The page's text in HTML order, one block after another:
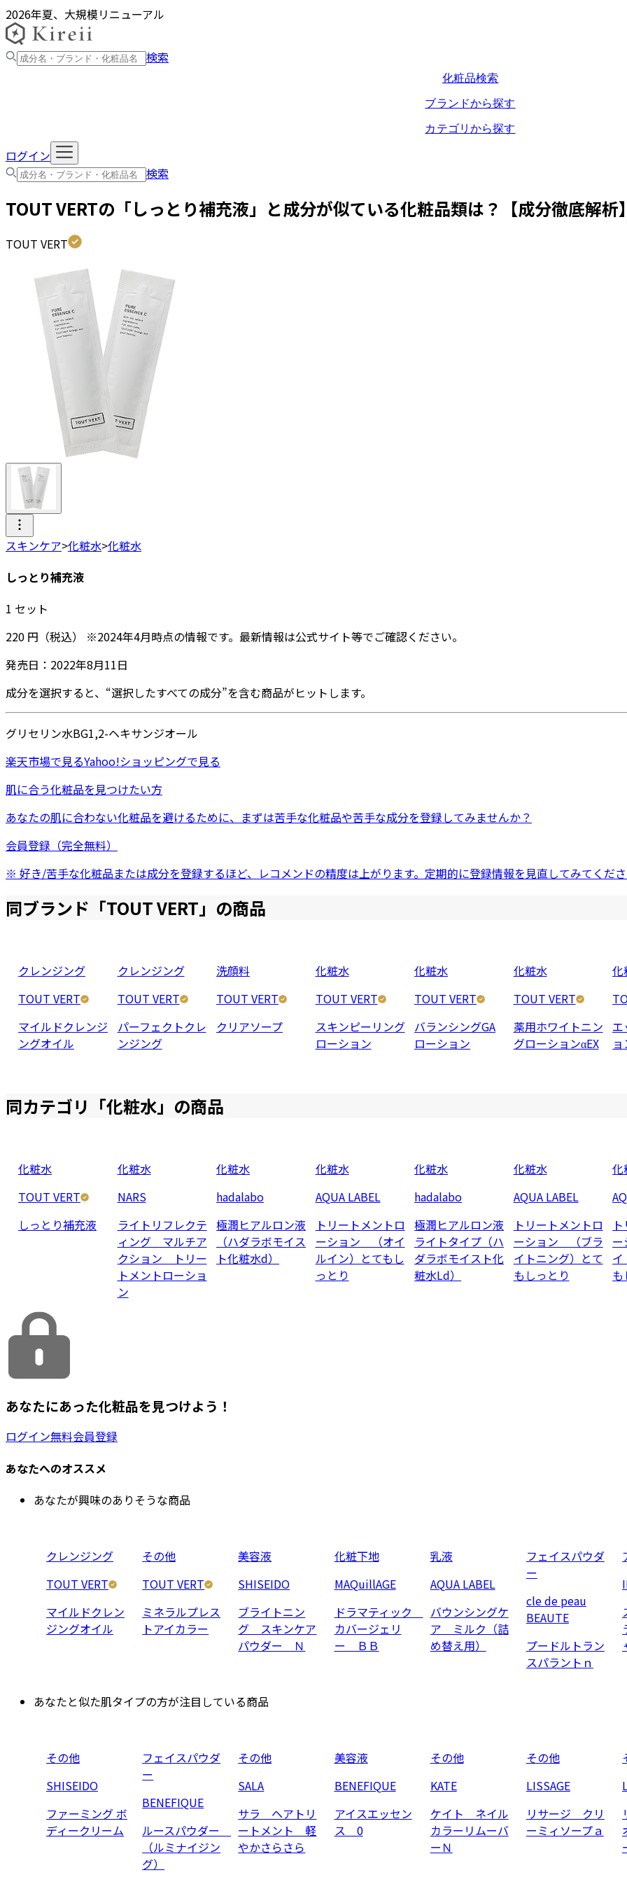
2026年夏、大規模リニューアル
検索
化粧品検索
ブランドから探す
カテゴリから探す
ログイン
検索
TOUT VERTの「しっとり補充液 」と成分が似ている化粧品類は？【成分徹底解析
TOUT VERT
スキンケア>化粧水>化粧水
しっとり補充液
1 セット
220 円 （税込） ※2024年4月時点の情報です。最新情報は公式サイト等でご確認ください。
発売日： 2022年8月11日
成分を選択すると、“選択したすべての成分”を含む商品がヒットします。
グリセリン水BG1,2-ヘキサンジオール
楽天市場で見るYahoo!ショッピングで見る
肌に合う化粧品を見つけたい方
あなたの肌に合わない化粧品を避けるために、まずは苦手な化粧品や苦手な成分を登録してみませんか？
会員登録（完全無料）
※ 好き/苦手な化粧品または成分を登録するほど、レコメンドの精度は上がります。定期的に登録情報を見直してみてくだ
同ブランド「TOUT VERT」の商品
クレンジング
TOUT VERT
マイルドクレンジ
ングオイル
クレンジング
TOUT VERT
パーフェクトクレ
ンジング
洗顔料
TOUT VERT
クリアソープ
化粧水
TOUT VERT
スキンピーリング
ローション
化粧水
TOUT VERT
バランシングGA
ローション
化粧水
TOUT VERT
薬用ホワイトニン
グローションαEX
化
同カテゴリ「化粧水」の商品
化粧水
TOUT VERT
しっとり補充液
化粧水
NARS
ライトリフレクテ
ィング マルチア
クション トリー
トメントローショ
ン
化粧水
hadalabo
極潤ヒアルロン液
（ハダラボモイス
ト化粧水d）
化粧水
AQUA LABEL
トリートメントロ
ーション （オイ
ルイン）とてもし
っとり
化粧水
hadalabo
極潤ヒアルロン液
ライトタイプ（ハ
ダラボモイスト化
粧水Ld）
化粧水
AQUA LABEL
トリートメントロ
ーション （ブラ
イトニング）とて
もしっとり
化
あなたにあった化粧品を見つけよう！
ログイン無料会員登録
あなたへのオススメ
あなたが興味のありそうな商品
クレンジング
TOUT VERT
マイルドクレン
ジングオイル
その他
TOUT VERT
ミネラルプレス
トアイカラー
美容液
SHISEIDO
ブライトニン
グ スキンケア
パウダー Ｎ
化粧下地
MAQuillAGE
ドラマティック
カバージェリ
ー ＢＢ
乳液
AQUA LABEL
バウンシングケ
ア ミルク（詰
め替え用）
フェイスパウダ
ー
cle de peau
BEAUTE
プードルトラン
スパラントｎ
あなたと似た肌タイプの方が注目している商品
その他
SHISEIDO
ファーミング ボ
ディークリーム
フェイスパウダ
ー
BENEFIQUE
ルースパウダー
（ルミナイジン
グ）
その他
SALA
サラ ヘアトリ
ートメント 軽
やかさらさら
美容液
BENEFIQUE
アイスエッセン
ス 0
その他
KATE
ケイト ネイル
カラーリムーバ
ーＮ
その他
LISSAGE
リサージ クリ
ーミィソープａ